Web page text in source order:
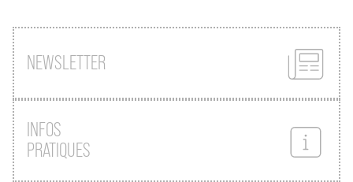
NEWSLETTER
INFOS
PRATIQUES